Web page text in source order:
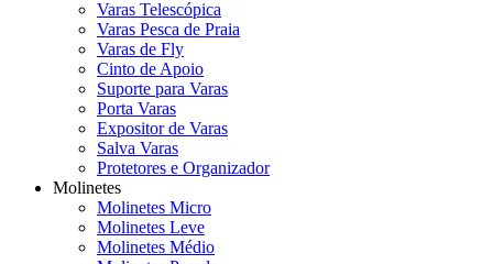
Varas Telescópica
Varas Pesca de Praia
Varas de Fly
Cinto de Apoio
Suporte para Varas
Porta Varas
Expositor de Varas
Salva Varas
Protetores e Organizador
Molinetes
Molinetes Micro
Molinetes Leve
Molinetes Médio